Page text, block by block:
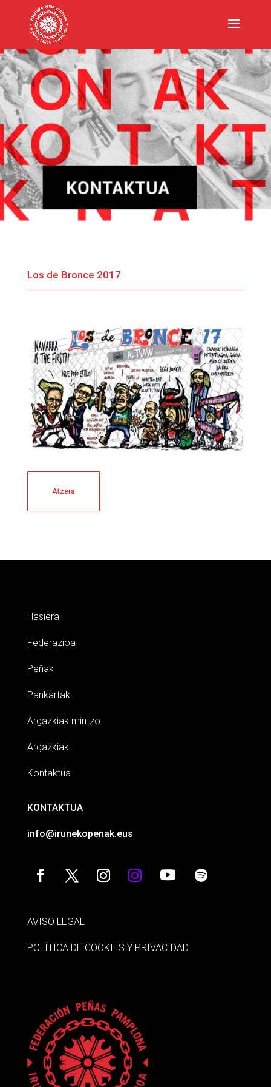
Los de Bronce 2017
Atzera
Hasiera
Federazioa
Peñak
Pankartak
Argazkiak mintzo
Argazkiak
Kontaktua
KONTAKTUA
info@irunekopenak.eus
AVISO LEGAL
POLÍTICA DE COOKIES Y PRIVACIDAD